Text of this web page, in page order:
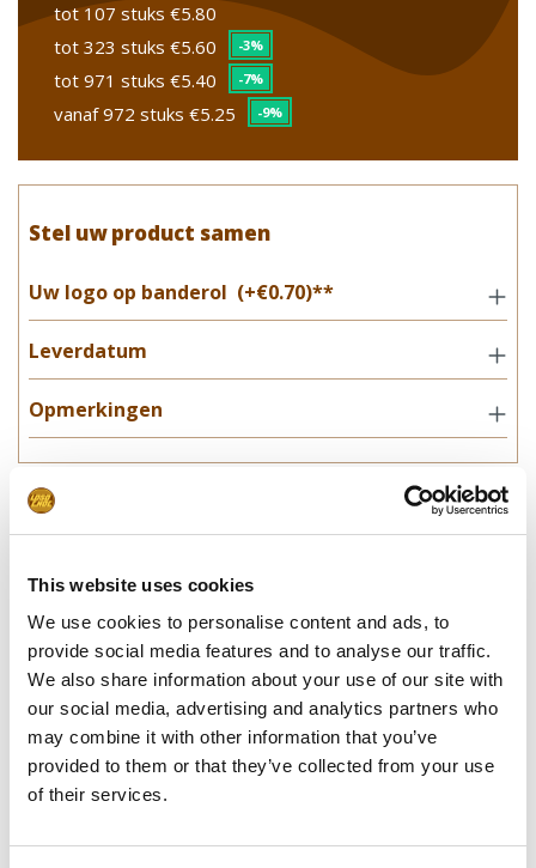
This website uses cookies
We use cookies to personalise content and ads, to
provide social media features and to analyse our traffic.
We also share information about your use of our site with
our social media, advertising and analytics partners who
may combine it with other information that you’ve
provided to them or that they’ve collected from your use
of their services.
tot 107 stuks €5.80
tot 323 stuks €5.60 -3%
tot 971 stuks €5.40 -7%
vanaf 972 stuks €5.25 -9%
Stel uw product samen
Uw logo op banderol (+€0.70)**
Leverdatum
Opmerkingen
In winkelwagentje
**Uiteindelijke prijzen kunnen afwijken door mogelijke hercalculaties in
Specificaties
Afmetingen: 50 x 125 x 85 mm